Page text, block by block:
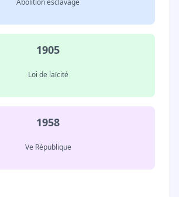
Abolition esclavage
1905
Loi de laïcité
1958
Ve République